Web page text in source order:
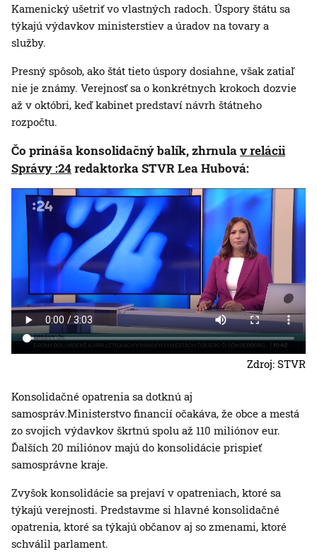
Kamenický ušetriť vo vlastných radoch. Úspory štátu sa
týkajú výdavkov ministerstiev a úradov na tovary a
služby.
Presný spôsob, ako štát tieto úspory dosiahne, však zatiaľ
nie je známy. Verejnosť sa o konkrétnych krokoch dozvie
až v októbri, keď kabinet predstaví návrh štátneho
rozpočtu.
Čo prináša konsolidačný balík, zhrnulav relácii
Správy :24redaktorka STVR Lea Hubová:
Zdroj: STVR
Konsolidačné opatrenia sa dotknú aj
samospráv.Ministerstvo financií očakáva, že obce a mestá
zo svojich výdavkov škrtnú spolu až 110 miliónov eur.
Ďalších 20 miliónov majú do konsolidácie prispieť
samosprávne kraje.
Zvyšok konsolidácie sa prejaví v opatreniach, ktoré sa
týkajú verejnosti. Predstavme si hlavné konsolidačné
opatrenia, ktoré sa týkajú občanov aj so zmenami, ktoré
schválil parlament.